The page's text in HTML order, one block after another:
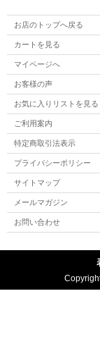
お店のトップへ戻る
カートを見る
マイページへ
お客様の声
お気に入りリストを見る
ご利用案内
特定商取引法表示
プライバシーポリシー
サイトマップ
メールマガジン
お問い合わせ